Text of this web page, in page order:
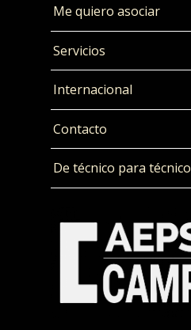
Me quiero asociar
Servicios
Internacional
Contacto
De técnico para técnico